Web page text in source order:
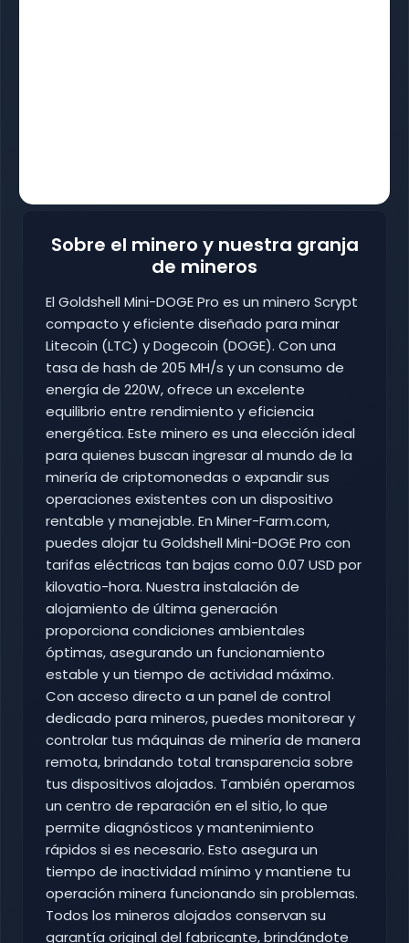
Sobre el minero y nuestra granja
de mineros
El Goldshell Mini-DOGE Pro es un minero Scrypt
compacto y eficiente diseñado para minar
Litecoin (LTC) y Dogecoin (DOGE). Con una
tasa de hash de 205 MH/s y un consumo de
energía de 220W, ofrece un excelente
equilibrio entre rendimiento y eficiencia
energética. Este minero es una elección ideal
para quienes buscan ingresar al mundo de la
minería de criptomonedas o expandir sus
operaciones existentes con un dispositivo
rentable y manejable. En Miner-Farm.com,
puedes alojar tu Goldshell Mini-DOGE Pro con
tarifas eléctricas tan bajas como 0.07 USD por
kilovatio-hora. Nuestra instalación de
alojamiento de última generación
proporciona condiciones ambientales
óptimas, asegurando un funcionamiento
estable y un tiempo de actividad máximo.
Con acceso directo a un panel de control
dedicado para mineros, puedes monitorear y
controlar tus máquinas de minería de manera
remota, brindando total transparencia sobre
tus dispositivos alojados. También operamos
un centro de reparación en el sitio, lo que
permite diagnósticos y mantenimiento
rápidos si es necesario. Esto asegura un
tiempo de inactividad mínimo y mantiene tu
operación minera funcionando sin problemas.
Todos los mineros alojados conservan su
garantía original del fabricante, brindándote